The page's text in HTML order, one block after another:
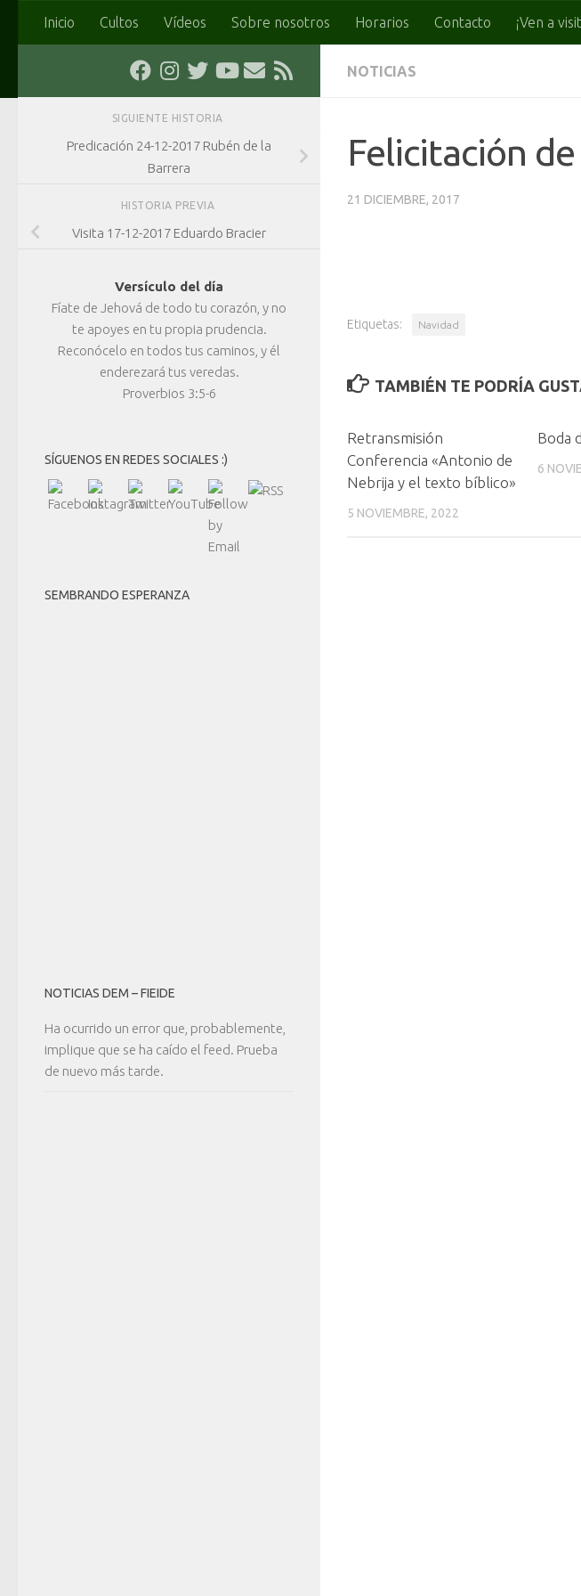
Saltar al contenido
Inicio Cultos Vídeos Sobre nosotros Horarios Contacto ¡Ven a
NOTICIAS
Felicitación
21 DICIEMBRE, 2017
Etiquetas: Navidad
TAMBIÉN TE PODRÍA
Retransmisión
Conferencia «Antonio de
Nebrija y el texto bíblico»
5 NOVIEMBRE, 2022
Boda
6
SIGUIENTE HISTORIA
Predicación 24-12-2017 Rubén de la
Barrera
HISTORIA PREVIA
Visita 17-12-2017 Eduardo Bracier
Versículo del día
Fíate de Jehová de todo tu corazón, y no
te apoyes en tu propia prudencia.
Reconócelo en todos tus caminos, y él
enderezará tus veredas.
Proverbios 3:5-6
SÍGUENOS EN REDES SOCIALES :)
SEMBRANDO ESPERANZA
NOTICIAS DEM – FIEIDE
Ha ocurrido un error que, probablemente,
implique que se ha caído el feed. Prueba
de nuevo más tarde.